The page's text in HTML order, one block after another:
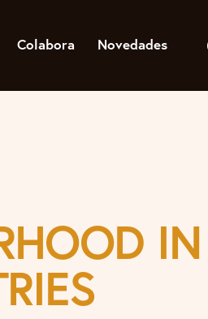
Colabora Novedades
IN